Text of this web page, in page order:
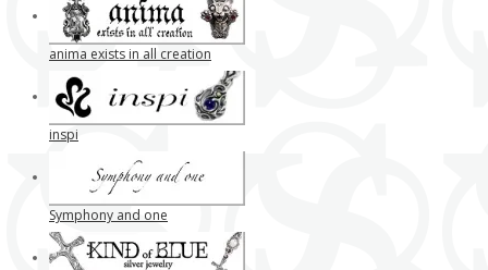
anima exists in all creation
inspi
Symphony and one